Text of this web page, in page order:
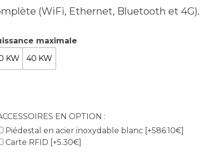
(WiFi, Ethernet, Bluetooth et 4G).
maximale
KW
40 KW
EN OPTION :
Piédestal en acier inoxydable blanc [+586.10€]
Carte RFID [+5.30€]